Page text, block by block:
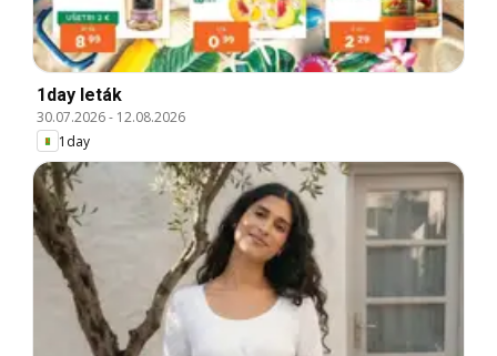
1day leták
30.07.2026- 12.08.2026
1day